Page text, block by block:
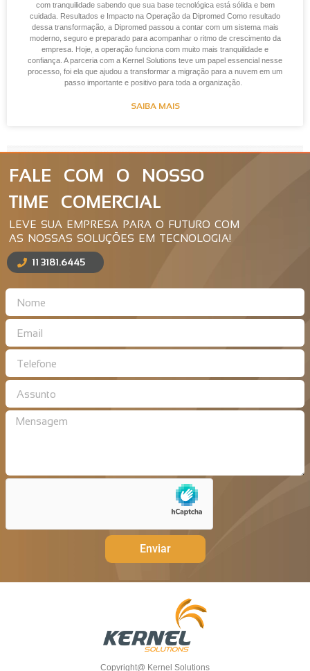
com tranquilidade sabendo que sua base tecnológica está sólida e bem
cuidada. Resultados e Impacto na Operação da Dipromed Como resultado
dessa transformação, a Dipromed passou a contar com um sistema mais
moderno, seguro e preparado para acompanhar o ritmo de crescimento da
empresa. Hoje, a operação funciona com muito mais tranquilidade e
confiança. A parceria com a Kernel Solutions teve um papel essencial nesse
processo, foi ela que ajudou a transformar a migração para a nuvem em um
passo importante e positivo para toda a organização.
SAIBA MAIS
FALE COM O NOSSO
TIME COMERCIAL
LEVE SUA EMPRESA PARA O FUTURO COM
AS NOSSAS SOLUÇÕES EM TECNOLOGIA!
11 3181.6445
Enviar
Copyright@ Kernel Solutions